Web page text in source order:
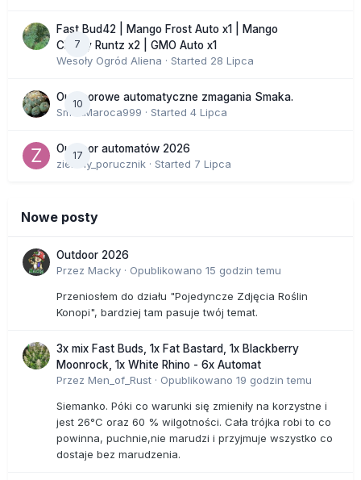
7
Fast Bud42 | Mango Frost Auto x1 | Mango
Cherry Runtz x2 | GMO Auto x1
Wesoły Ogród Aliena · Started 28 Lipca
10
Outdoorowe automatyczne zmagania Smaka.
SmakMaroca999 · Started 4 Lipca
17
Outdoor automatów 2026
zielony_porucznik · Started 7 Lipca
Nowe posty
Outdoor 2026
Przez Macky · Opublikowano 15 godzin temu
Przeniosłem do działu "Pojedyncze Zdjęcia Roślin
Konopi", bardziej tam pasuje twój temat.
3x mix Fast Buds, 1x Fat Bastard, 1x Blackberry
Moonrock, 1x White Rhino - 6x Automat
Przez Men_of_Rust · Opublikowano 19 godzin temu
Siemanko. Póki co warunki się zmieniły na korzystne i
jest 26°C oraz 60 % wilgotności. Cała trójka robi to co
powinna, puchnie,nie marudzi i przyjmuje wszystko co
dostaje bez marudzenia.